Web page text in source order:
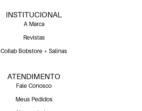
INSTITUCIONAL
A Marca
Revistas
Collab Bobstore + Salinas
ATENDIMENTO
Fale Conosco
Meus Pedidos